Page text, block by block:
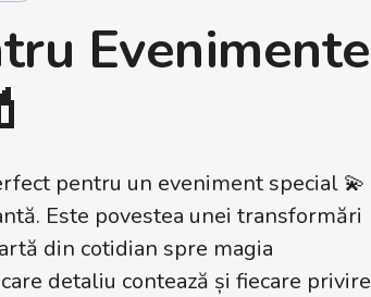
Evenimente
pentru un eveniment special 💫
Este povestea unei transformări
din cotidian spre magia
detaliu contează și fiecare privire